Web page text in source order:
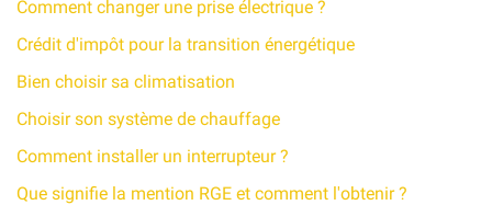
Comment changer une prise électrique ?
Crédit d'impôt pour la transition énergétique
Bien choisir sa climatisation
Choisir son système de chauffage
Comment installer un interrupteur ?
Que signifie la mention RGE et comment l'obtenir ?